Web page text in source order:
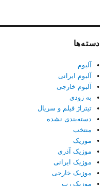
دسته‌ها
آلبوم
آلبوم ایرانی
آلبوم خارجی
به زودی
تیتراژ فیلم و سریال
دسته‌بندی نشده
منتخب
موزیک
موزیک آذری
موزیک ایرانی
موزیک خارجی
موزیک رپ